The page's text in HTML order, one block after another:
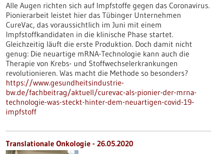
Alle Augen richten sich auf Impfstoffe gegen das Coronavirus.
Pionierarbeit leistet hier das Tübinger Unternehmen
CureVac, das voraussichtlich im Juni mit einem
Impfstoffkandidaten in die klinische Phase startet.
Gleichzeitig läuft die erste Produktion. Doch damit nicht
genug: Die neuartige mRNA-Technologie kann auch die
Therapie von Krebs- und Stoffwechselerkrankungen
revolutionieren. Was macht die Methode so besonders?
https://www.gesundheitsindustrie-
bw.de/fachbeitrag/aktuell/curevac-als-pionier-der-mrna-
technologie-was-steckt-hinter-dem-neuartigen-covid-19-
impfstoff
Translationale Onkologie - 26.05.2020